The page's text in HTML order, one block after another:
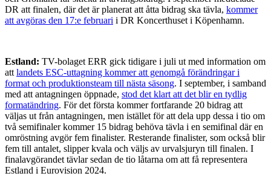
DR att finalen, där det är planerat att åtta bidrag ska tävla, kommer
att avgöras den 17:e februari i DR Koncerthuset i Köpenhamn.
Estland: TV-bolaget ERR gick tidigare i juli ut med information om
att landets ESC-uttagning kommer att genomgå förändringar i
format och produktionsteam till nästa säsong. I september, i samband
med att antagningen öppnade, stod det klart att det blir en tydlig
formatändring. För det första kommer fortfarande 20 bidrag att
väljas ut från antagningen, men istället för att dela upp dessa i tio om
två semifinaler kommer 15 bidrag behöva tävla i en semifinal där en
omröstning avgör fem finalister. Resterande finalister, som också blir
fem till antalet, slipper kvala och väljs av urvalsjuryn till finalen. I
finalavgörandet tävlar sedan de tio låtarna om att få representera
Estland i Eurovision 2024.